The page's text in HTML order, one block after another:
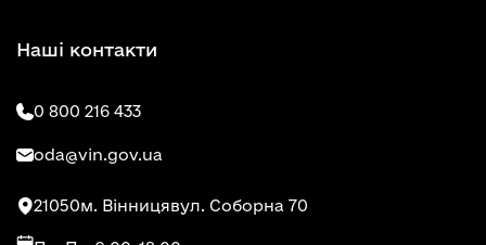
Наші контакти
0 800 216 433
oda@vin.gov.ua
21050м. Вінницявул. Соборна 70